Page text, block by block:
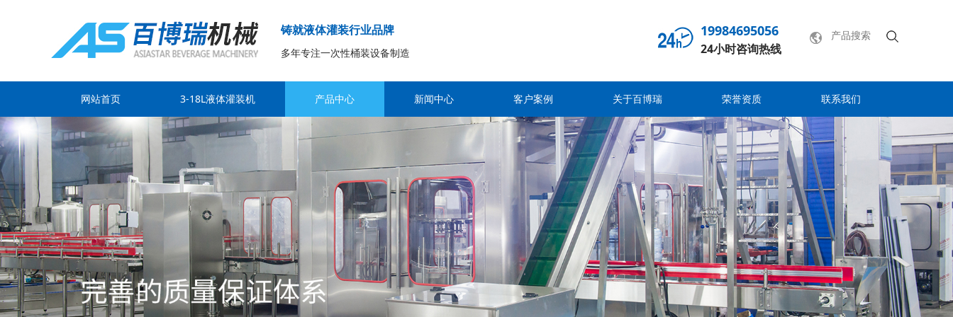
铸就液体灌装行业品牌
多年专注一次性桶装设备制造
19984695056
24小时咨询热线
网站首页 3-18L液体灌装机 产品中心 新闻中心 客户案例 关于百博瑞 荣誉资质 联系我们